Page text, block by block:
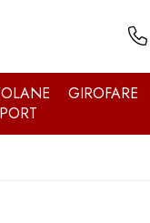
GIROFARE